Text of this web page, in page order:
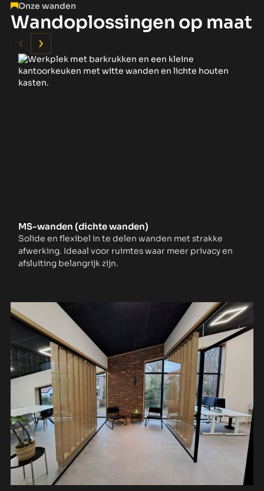
Onze wanden
Wandoplossingen op maat
MS-wanden (dichte wanden)
Solide en flexibel in te delen wanden met strakke
afwerking. Ideaal voor ruimtes waar meer privacy en
afsluiting belangrijk zijn.